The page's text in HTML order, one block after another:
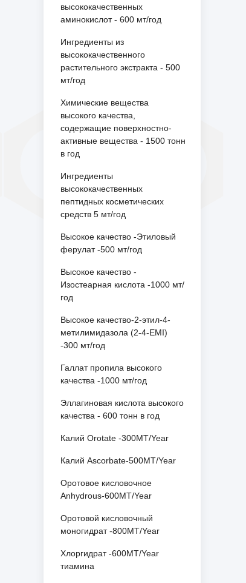
высококачественных
аминокислот - 600 мт/год
Ингредиенты из
высококачественного
растительного экстракта - 500
мт/год
Химические вещества
высокого качества,
содержащие поверхностно-
активные вещества - 1500 тонн
в год
Ингредиенты
высококачественных
пептидных косметических
средств 5 мт/год
Высокое качество -Этиловый
ферулат -500 мт/год
Высокое качество -
Изостеарная кислота -1000 мт/
год
Высокое качество-2-этил-4-
метилимидазола (2-4-EMI)
-300 мт/год
Галлат пропила высокого
качества -1000 мт/год
Эллагиновая кислота высокого
качества - 600 тонн в год
Калий Orotate -300MT/Year
Калий Ascorbate-500MT/Year
Оротовое кисловочное
Anhydrous-600MT/Year
Оротовой кисловочный
моногидрат -800MT/Year
Хлоргидрат -600MT/Year
тиамина